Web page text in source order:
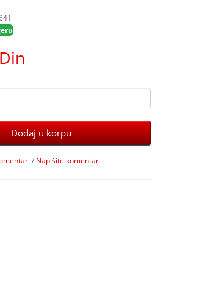
Dodaj u korpu
/ Napišite komentar